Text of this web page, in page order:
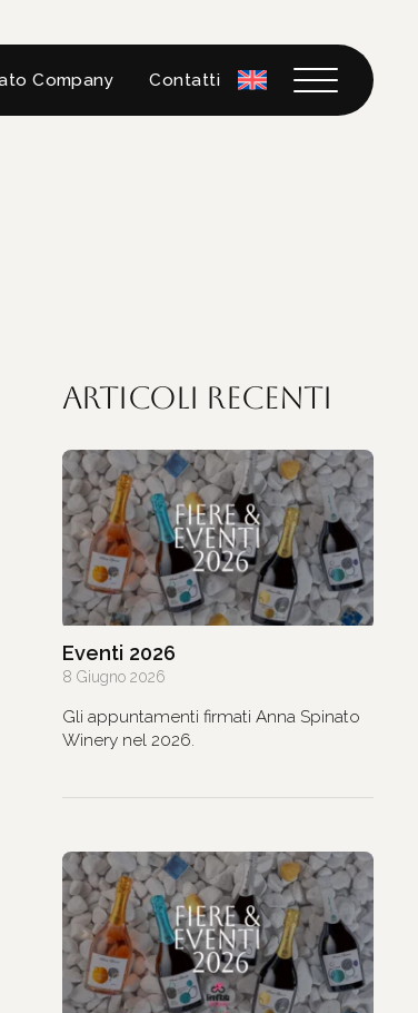
Company Contatti
Articoli recenti
Eventi 2026
8 Giugno 2026
Gli appuntamenti firmati Anna Spinato
Winery nel 2026.